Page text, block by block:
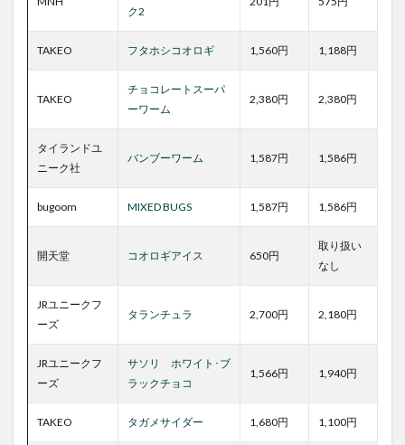
食の
ック
2.2
タイ
プ
2.3
プ
乾燥
2.5
ク2
TAKEO フタホシコオロギ 1,560円 1,188円
TAKEO
チョコレートスーパ
ーワーム
2,380円 2,380円
タイランドユ
ニーク社
バンブーワーム 1,587円 1,586円
bugoom MIXED BUGS 1,587円 1,586円
開天堂 コオロギアイス 650円
取り扱い
なし
JRユニークフ
ーズ
タランチュラ 2,700円 2,180円
JRユニークフ
ーズ
サソリ ホワイト･ブ
ラックチョコ
1,566円 1,940円
TAKEO タガメサイダー 1,680円 1,100円